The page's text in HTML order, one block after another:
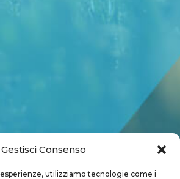
Gestisci Consenso
utilizziamo tecnologie come i